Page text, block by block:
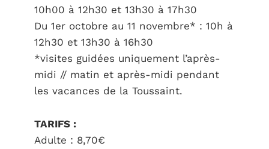
10h00 à 12h30 et 13h30 à 17h30
Du 1er octobre au 11 novembre* : 10h à
12h30 et 13h30 à 16h30
*visites guidées uniquement l’après-
midi // matin et après-midi pendant
les vacances de la Toussaint.
TARIFS :
Adulte : 8,70€